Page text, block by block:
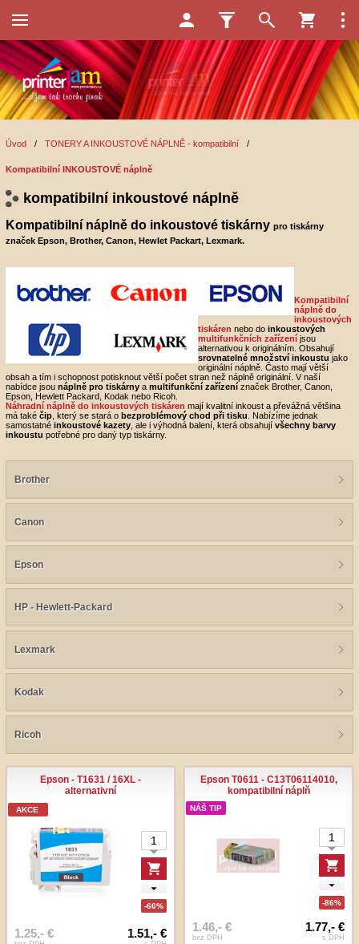
Úvod / TONERY A INKOUSTOVÉ NÁPLNĚ - kompatibilní /
Kompatibilní INKOUSTOVÉ náplně
kompatibilní inkoustové náplně
Kompatibilní náplně do inkoustové tiskárny pro tiskárny
značek Epson, Brother, Canon, Hewlet Packart, Lexmark.
Kompatibilní
náplně do
inkoustových
tiskáren nebo do inkoustových
multifunkčních zařízení jsou
alternativou k originálním. Obsahují
srovnatelné množství inkoustu jako
originální náplně. Často mají větší
obsah a tím i schopnost potisknout větší počet stran než náplně originální. V naší
nabídce jsou náplně pro tiskárny a multifunkční zařízení značek Brother, Canon,
Epson, Hewlett Packard, Kodak nebo Ricoh.
Náhradní náplně do inkoustových tiskáren mají kvalitní inkoust a převážná většina
má také čip , který se stará o bezproblémový chod při tisku . Nabízíme jednak
samostatné inkoustové kazety , ale i výhodná balení, která obsahují všechny barvy
inkoustu potřebné pro daný typ tiskárny.
Brother
Canon
Epson
HP - Hewlett-Packard
Lexmark
Kodak
Ricoh
Epson - T1631 / 16XL -
alternativní
AKCE
-66%
1.25,- € 1.51,- €
Epson T0611 - C13T06114010,
kompatibilní náplň
NÁŠ TIP
-86%
1.46,- €
bez DPH
1.77,- €
s DPH